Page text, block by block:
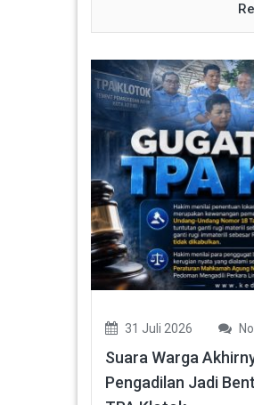
31 Juli 2026
Suara Warga
Pengadilan Jadi